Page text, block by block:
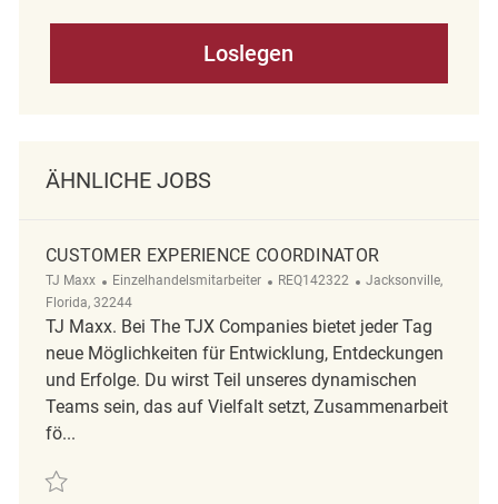
Loslegen
ÄHNLICHE JOBS
CUSTOMER EXPERIENCE COORDINATOR
TJ Maxx Kategorie
Einzelhandelsmitarbeiter ReqId
REQ142322 Ort
Jacksonville,
Florida, 32244
TJ Maxx. Bei The TJX Companies bietet jeder Tag
neue Möglichkeiten für Entwicklung, Entdeckungen
und Erfolge. Du wirst Teil unseres dynamischen
Teams sein, das auf Vielfalt setzt, Zusammenarbeit
fö...
Retten Customer Experience Coordinator REQ142322